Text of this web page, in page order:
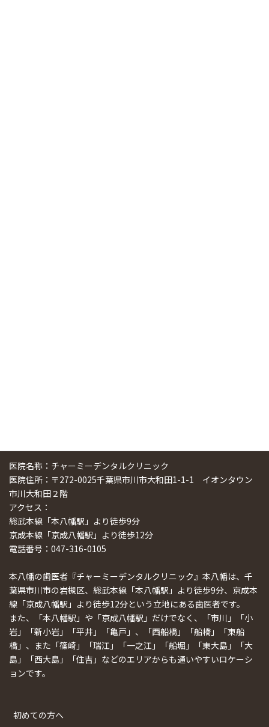
医院名称：チャーミーデンタルクリニック
医院住所：〒272-0025千葉県市川市大和田1-1-1 イオンタウン
市川大和田２階
アクセス：
総武本線「本八幡駅」より徒歩9分
京成本線「京成八幡駅」より徒歩12分
電話番号：047-316-0105
本八幡の歯医者『チャーミーデンタルクリニック』本八幡は、千
葉県市川市の岩槻区、総武本線「本八幡駅」より徒歩9分、京成本
線「京成八幡駅」より徒歩12分という立地にある歯医者です。
また、「本八幡駅」や「京成八幡駅」だけでなく、「市川」「小
岩」「新小岩」「平井」「亀戸」、「西船橋」「船橋」「東船
橋」、また「篠崎」「瑞江」「一之江」「船堀」「東大島」「大
島」「西大島」「住吉」などのエリアからも通いやすいロケーシ
ョンです。
初めての方へ